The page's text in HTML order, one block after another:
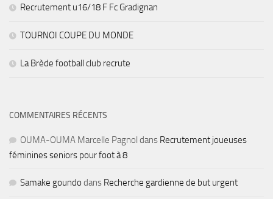
Recrutement u16/18 F Fc Gradignan
TOURNOI COUPE DU MONDE
La Brède football club recrute
COMMENTAIRES RÉCENTS
OUMA-OUMA Marcelle Pagnol dans Recrutement joueuses
féminines seniors pour foot à 8
Samake goundo dans Recherche gardienne de but urgent